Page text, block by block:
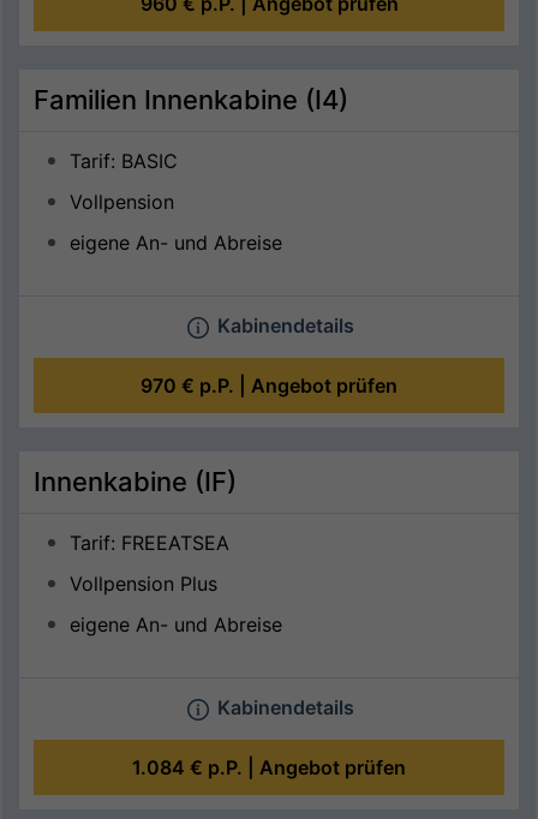
Familien Innenkabine (I4)
Tarif: BASIC
Vollpension
eigene An- und Abreise
Kabinendetails
970 € p.P. | Angebot prüfen
Innenkabine (IF)
Tarif: FREEATSEA
Vollpension Plus
eigene An- und Abreise
Kabinendetails
1.084 € p.P. | Angebot prüfen